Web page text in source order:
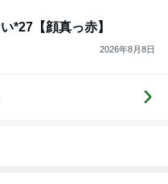
*27【顔真っ赤】
2026年8月8日